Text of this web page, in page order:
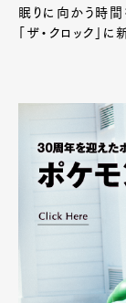
眠りに向かう時
「ザ・クロック」